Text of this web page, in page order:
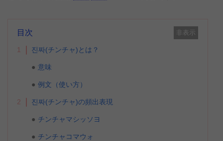
目次 非表示
1 진짜(チンチャ)とは？
意味
例文（使い方）
2 진짜(チンチャ)の頻出表現
チンチャマシッソヨ
チンチャコマウォ